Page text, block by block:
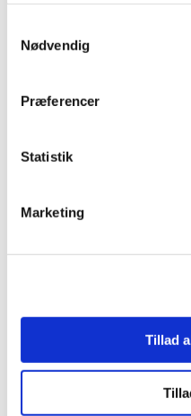
Nødvendig
Præferencer
Statistik
Marketing
Tillad
produktion
Kvalitetsbevidst og
Vi tilbyder en
organisationsstruktur.
sundhedsordning samt
prioriterer vi trivsel og
blandt andet gennem
sociale arrangementer.
Sådan søger du
Send din korte,